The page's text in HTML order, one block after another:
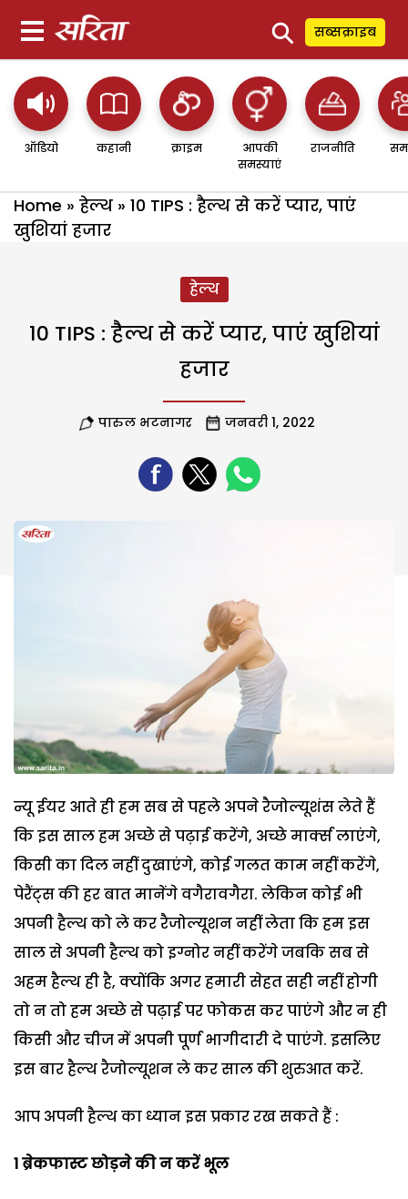
⚲ सब्सक्राइब
ऑडियो कहानी क्राइम
आपकी
समस्याएं
राजनीति
Home » हेल्थ » 10 TIPS : हैल्थ से करें प्यार, पाएं
खुशियां हजार
हेल्थ
10 TIPS : हैल्थ से करें प्यार, पाएं खुशियां
हजार
पारुल भटनागर जनवरी 1, 2022
न्यू ईयर आते ही हम सब से पहले अपने रैजोल्यूशंस लेते हैं
कि इस साल हम अच्छे से पढ़ाई करेंगे, अच्छे मार्क्स लाएंगे,
किसी का दिल नहीं दुखाएंगे, कोई गलत काम नहीं करेंगे,
पेरैंट्स की हर बात मानेंगे वगैरावगैरा. लेकिन कोई भी
अपनी हैल्थ को ले कर रैजोल्यूशन नहीं लेता कि हम इस
साल से अपनी हैल्थ को इग्नोर नहीं करेंगे जबकि सब से
अहम हैल्थ ही है, क्योंकि अगर हमारी सेहत सही नहीं होगी
तो न तो हम अच्छे से पढ़ाई पर फोकस कर पाएंगे और न ही
किसी और चीज में अपनी पूर्ण भागीदारी दे पाएंगे. इसलिए
इस बार हैल्थ रैजोल्यूशन ले कर साल की शुरुआत करें.
आप अपनी हैल्थ का ध्यान इस प्रकार रख सकते हैं :
1 ब्रेकफास्ट छोड़ने की न करें भूल